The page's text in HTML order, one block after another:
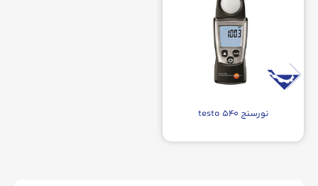
نورسنج testo ۵۴۰